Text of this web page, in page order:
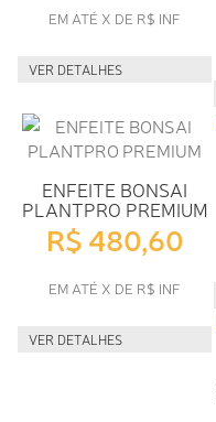
EM ATÉ X DE R$ INF
VER DETALHES
ENFEITE BONSAI
PLANTPRO PREMIUM
R$ 480,60
EM ATÉ X DE R$ INF
VER DETALHES